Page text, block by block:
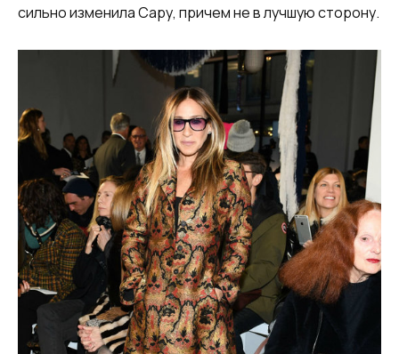
сильно изменила Сару, причем не в лучшую сторону.